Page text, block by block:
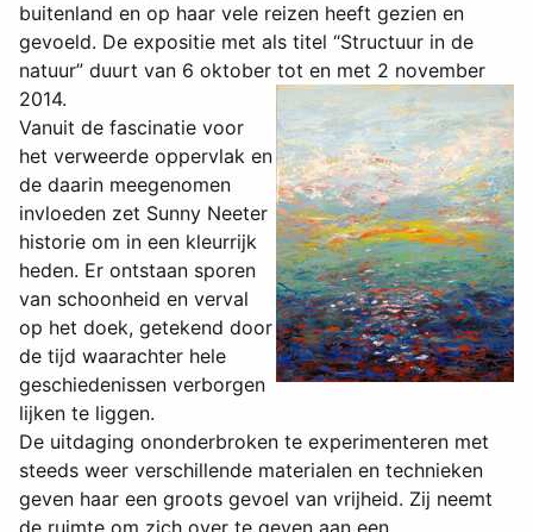
buitenland en op haar vele reizen heeft gezien en
gevoeld. De expositie met als titel “Structuur in de
natuur” duurt van 6 oktober tot en met 2 november
2014.
Vanuit de fascinatie voor
het verweerde oppervlak en
de daarin meegenomen
invloeden zet Sunny Neeter
historie om in een kleurrijk
heden. Er ontstaan sporen
van schoonheid en verval
op het doek, getekend door
de tijd waarachter hele
geschiedenissen verborgen
lijken te liggen.
De uitdaging ononderbroken te experimenteren met
steeds weer verschillende materialen en technieken
geven haar een groots gevoel van vrijheid. Zij neemt